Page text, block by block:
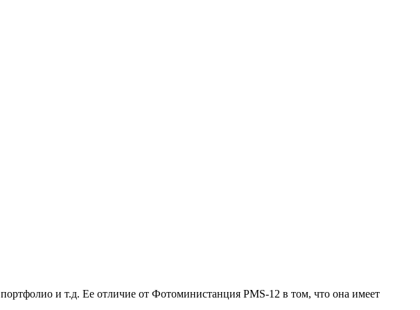
и т.д. Ее отличие от Фотоминистанция PMS-12 в том, что она имеет